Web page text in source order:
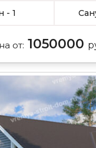
- 1
от: 1050000